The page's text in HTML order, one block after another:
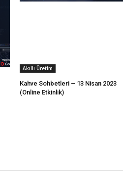
Akıllı Üretim
Kahve Sohbetleri – 13 Nisan 2023
(Online Etkinlik)